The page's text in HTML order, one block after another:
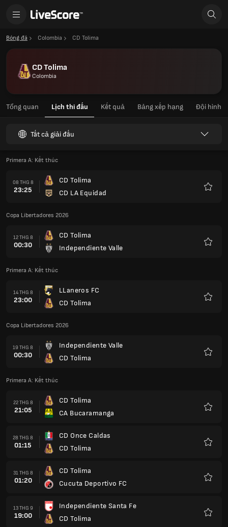
Bóng đá Colombia CD Tolima
CD Tolima
Colombia
Tổng quan Lịch thi đấu Kết quả Bảng xếp hạng Đội hình
Tất cả giải đấu
Primera A: Kết thúc
08 THG 8
23:25
CD Tolima
CD LA Equidad
Copa Libertadores 2026
12 THG 8
00:30
CD Tolima
Independiente Valle
Primera A: Kết thúc
14 THG 8
23:00
LLaneros FC
CD Tolima
Copa Libertadores 2026
19 THG 8
00:30
Independiente Valle
CD Tolima
Primera A: Kết thúc
22 THG 8
21:05
CD Tolima
CA Bucaramanga
28 THG 8
01:15
CD Once Caldas
CD Tolima
31 THG 8
01:20
CD Tolima
Cucuta Deportivo FC
13 THG 9
19:00
Independiente Santa Fe
CD Tolima